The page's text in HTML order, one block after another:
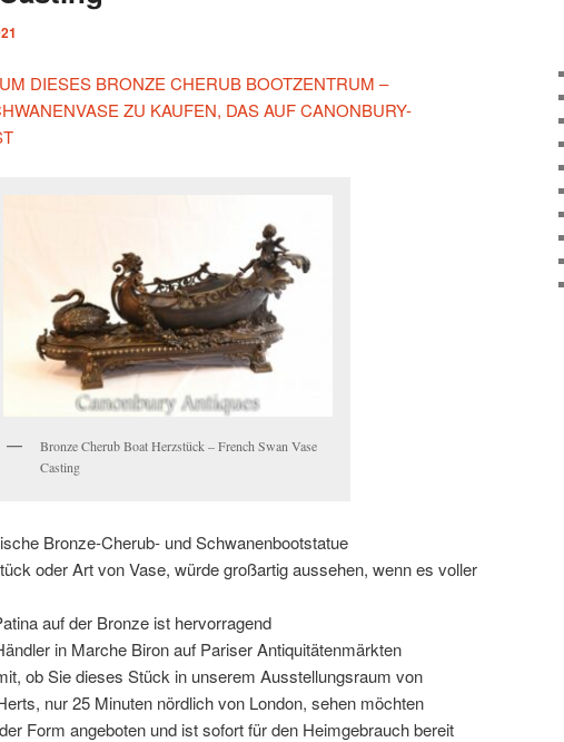
DIESES BRONZE CHERUB BOOTZENTRUM –
ZU KAUFEN, DAS AUF CANONBURY-
Bronze Cherub Boat Herzstück – French Swan Vase
Casting
Bronze-Cherub- und Schwanenbootstatue
oder Art von Vase, würde großartig aussehen, wenn es voller
auf der Bronze ist hervorragend
in Marche Biron auf Pariser Antiquitätenmärkten
ob Sie dieses Stück in unserem Ausstellungsraum von
nur 25 Minuten nördlich von London, sehen möchten
Form angeboten und ist sofort für den Heimgebrauch bereit